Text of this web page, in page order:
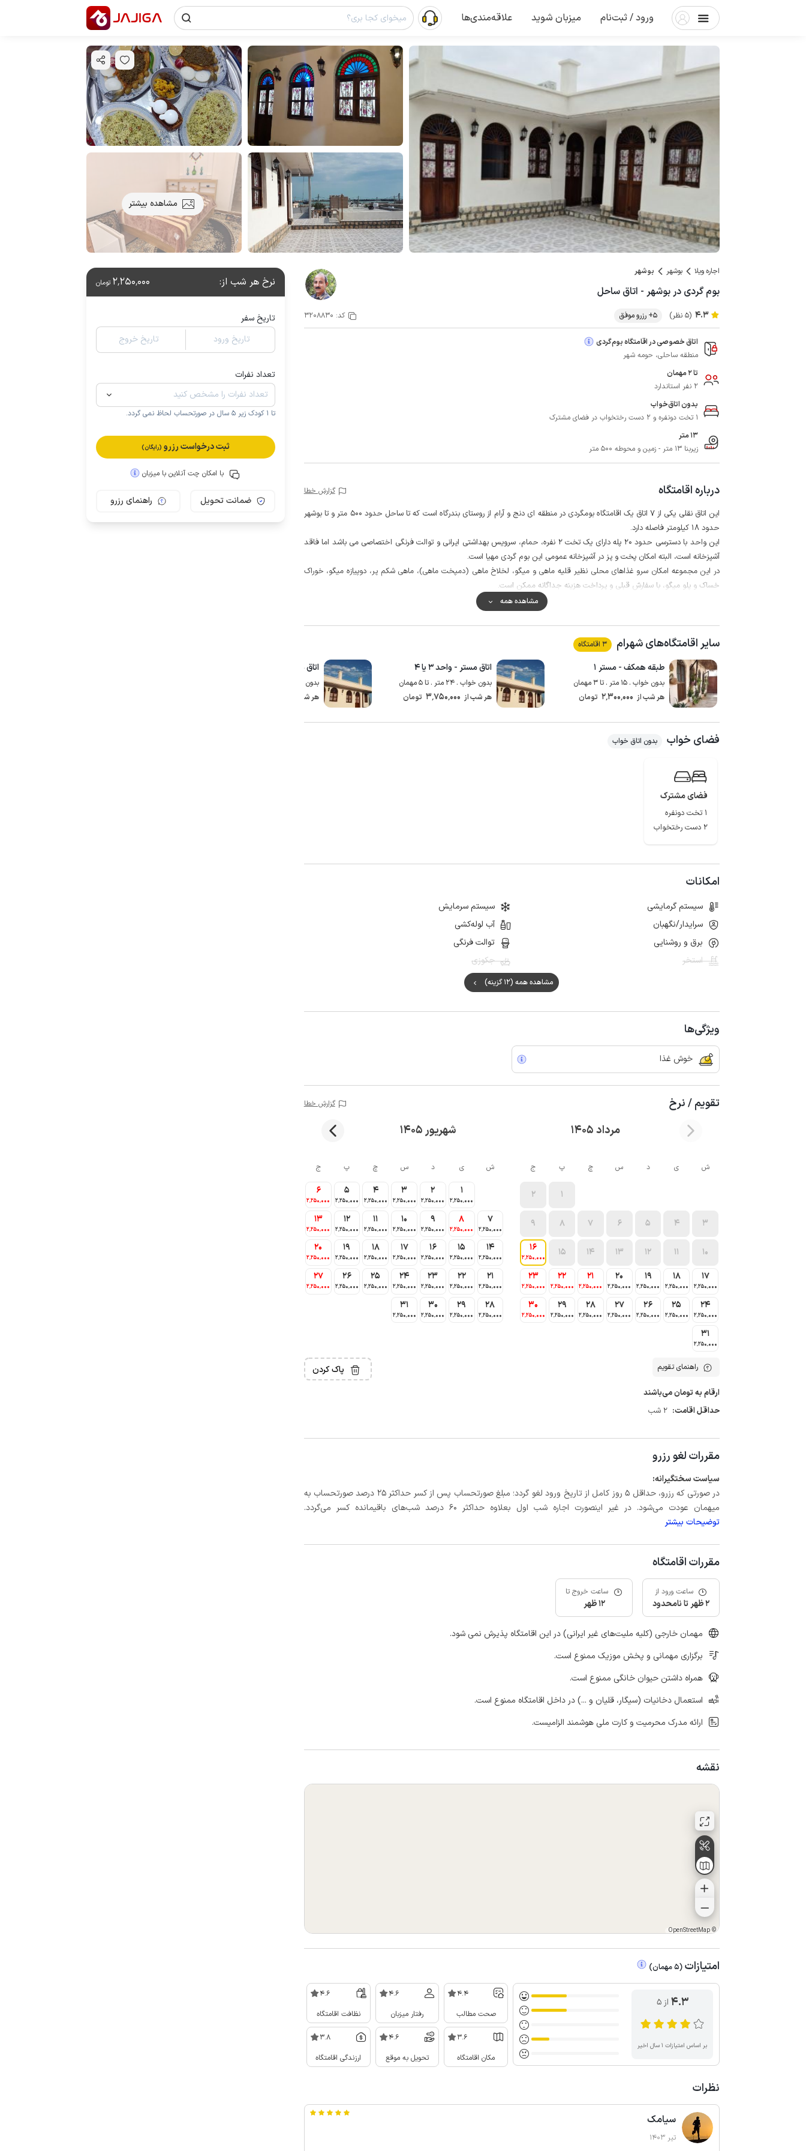
ورود / ثبت‌نام میزبان شوید علاقه‌مندی‌ها
مشاهده بیشتر
اجاره ویلا بوشهر بوشهر
بوم گردی در بوشهر - اتاق ساحل
4.3 (5 نظر) 5+ رزرو موفق کد: 3208830
اتاق خصوصی در اقامتگاه بوم‌گردی
منطقه ساحلی، حومه شهر
تا 2 مهمان
2 نفر استاندارد
بدون اتاق‌خواب
1 تخت دونفره و 2 دست رختخواب در فضای مشترک
13 متر
زیربنا 13 متر - زمین و محوطه 500 متر
درباره اقامتگاه گزارش خطا
این اتاق نقلی یکی از 7 اتاق یک اقامتگاه بومگردی در منطقه ای دنج و آرام از روستای بندرگاه است که تا ساحل حدود 500 متر و تا بوشهر
حدود 18 کیلومتر فاصله دارد.
این واحد با دسترسی حدود 20 پله دارای یک تخت 2 نفره، حمام، سرویس بهداشتی ایرانی و توالت فرنگی اختصاصی می باشد اما فاقد
آشپزخانه است، البته امکان پخت و پز در آشپزخانه عمومی این بوم گردی مهیا است.
در این مجموعه امکان سرو غذاهای محلی نظیر قلیه ماهی و میگو، لخلاخ ماهی (دمپخت ماهی)، ماهی شکم پر، دوپیازه میگو، خوراک
خساک و پلو میگو، با سفارش قبلی و پرداخت هزینه جداگانه ممکن است.
حیاط مجموعه با دیوار محصور می باشد به دوربین مداربسته مجهز شده است، همچنین میزبان در محوطه حضور دارد.
سوخت اقامتگاه توسط گاز مایع تامین می شود و دسترسی به نانوایی و سوپرمارکت با حدود یک دقیقه پیاده‌روی از اقامتگاه میسر می
باشد.
کیفیت پوشش شبکه تلفن همراه برای دو اپراتور ایرانسل و همراه اول در مکالمه عالی و دسترسی به اینترنت به صورت 4g است.
مشاهده همه
سایر اقامتگاه‌های شهرام 3 اقامتگاه
طبقه همکف - مستر ۱
بدون خواب . 15 متر . تا 3 مهمان
هر شب از 2٬300٬000 تومان
اتاق مستر - واحد ۳ یا ۴
بدون خواب . 24 متر . تا 5 مهمان
هر شب از 3٬750٬000 تومان
اتاق مستر - طبقه دوم
بدون خواب . 15 متر . تا 3 مهمان
هر شب از
فضای خواب بدون اتاق خواب
فضای مشترک
1 تخت دونفره
2 دست رختخواب
امکانات
سیستم گرمایشی
سیستم سرمایش
سرایدار/نگهبان
آب لوله‌کشی
برق و روشنایی
توالت فرنگی
استخر
جکوزی
مشاهده همه (12 گزینه)
ویژگی‌ها
خوش غذا
تقویم / نرخ گزارش خطا
مرداد 1405 شهریور 1405
ش ی د س چ پ ج
1
2
3
4
5
6
7
8
9
10
11
12
13
14
15
16
2٬250٬000
17
2٬250٬000
18
2٬250٬000
19
2٬250٬000
20
2٬250٬000
21
2٬250٬000
22
2٬250٬000
23
2٬250٬000
24
2٬250٬000
25
2٬250٬000
26
2٬250٬000
27
2٬250٬000
28
2٬250٬000
29
2٬250٬000
30
2٬250٬000
31
2٬250٬000
ش ی د س چ پ ج
1
2٬250٬000
2
2٬250٬000
3
2٬250٬000
4
2٬250٬000
5
2٬250٬000
6
2٬250٬000
7
2٬250٬000
8
2٬250٬000
9
2٬250٬000
10
2٬250٬000
11
2٬250٬000
12
2٬250٬000
13
2٬250٬000
14
2٬250٬000
15
2٬250٬000
16
2٬250٬000
17
2٬250٬000
18
2٬250٬000
19
2٬250٬000
20
2٬250٬000
21
2٬250٬000
22
2٬250٬000
23
2٬250٬000
24
2٬250٬000
25
2٬250٬000
26
2٬250٬000
27
2٬250٬000
28
2٬250٬000
29
2٬250٬000
30
2٬250٬000
31
2٬250٬000
راهنمای تقویم پاک کردن
ارقام به تومان می‌باشند
حداقل اقامت: 2 شب
مقررات لغو رزرو
سیاست سختگیرانه:
در صورتی که رزرو، حداقل 5 روز کامل از تاریخ ورود لغو گردد؛ مبلغ صورتحساب پس از کسر حداکثر 25 درصد صورتحساب به
میهمان عودت می‌شود. در غیر اینصورت اجاره شب اول بعلاوه حداکثر 60 درصد شب‌های باقیمانده کسر می‌گردد.
توضیحات بیشتر
مقررات اقامتگاه
ساعت ورود از
2 ظهر تا نامحدود
ساعت خروج تا
12 ظهر
مهمان خارجی (کلیه ملیت‌های غیر ایرانی) در این اقامتگاه پذیرش نمی شود.
برگزاری مهمانی و پخش موزیک ممنوع است.
همراه داشتن حیوان خانگی ممنوع است.
استعمال دخانیات (سیگار، قلیان و ...) در داخل اقامتگاه ممنوع است.
ارائه مدرک محرمیت و کارت ملی هوشمند الزامیست.
نقشه
©
OpenStreetMap
امتیازات (
5مهمان)
4.3 از ۵
بر اساس امتیازات ۱ سال اخیر
4.4
صحت مطالب
4.6
رفتار میزبان
4.6
نظافت اقامتگاه
3.6
مکان اقامتگاه
4.6
تحویل به موقع
3.8
ارزندگی اقامتگاه
نظرات
سیامک
تیر 1403
نرخ هر شب از: 2٬250٬000 تومان
تاریخ سفر
تاریخ ورود
تاریخ خروج
تعداد نفرات
تا 1 کودک زیر 5 سال در صورتحساب لحاظ نمی گردد.
ثبت درخواست رزرو (رایگان)
با امکان چت آنلاین با میزبان
ضمانت تحویل راهنمای رزرو